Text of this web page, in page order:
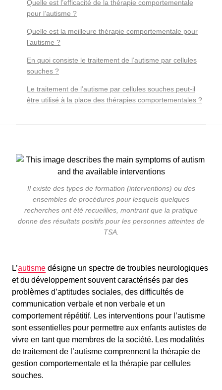
Il existe des types de formation (interventions) ou des
ensembles de procédures pour lesquels quelques
recherches ont été recueillies, montrant que la pratique
donne des résultats positifs pour les personnes atteintes de
TSA.
L’autisme désigne un spectre de troubles neurologiques
et du développement souvent caractérisés par des
problèmes d’aptitudes sociales, des difficultés de
communication verbale et non verbale et un
comportement répétitif. Les interventions pour l’autisme
sont essentielles pour permettre aux enfants autistes de
vivre en tant que membres de la société. Les modalités
de traitement de l’autisme comprennent la thérapie de
gestion comportementale et la thérapie par cellules
souches.
Quelle est l’efficacité de la thérapie comportementale
pour l’autisme ?
Quelle est la meilleure thérapie comportementale pour
l’autisme ?
En quoi consiste le traitement de l’autisme par cellules
souches ?
Le traitement de l’autisme par cellules souches peut-il
être utilisé à la place des thérapies comportementales ?